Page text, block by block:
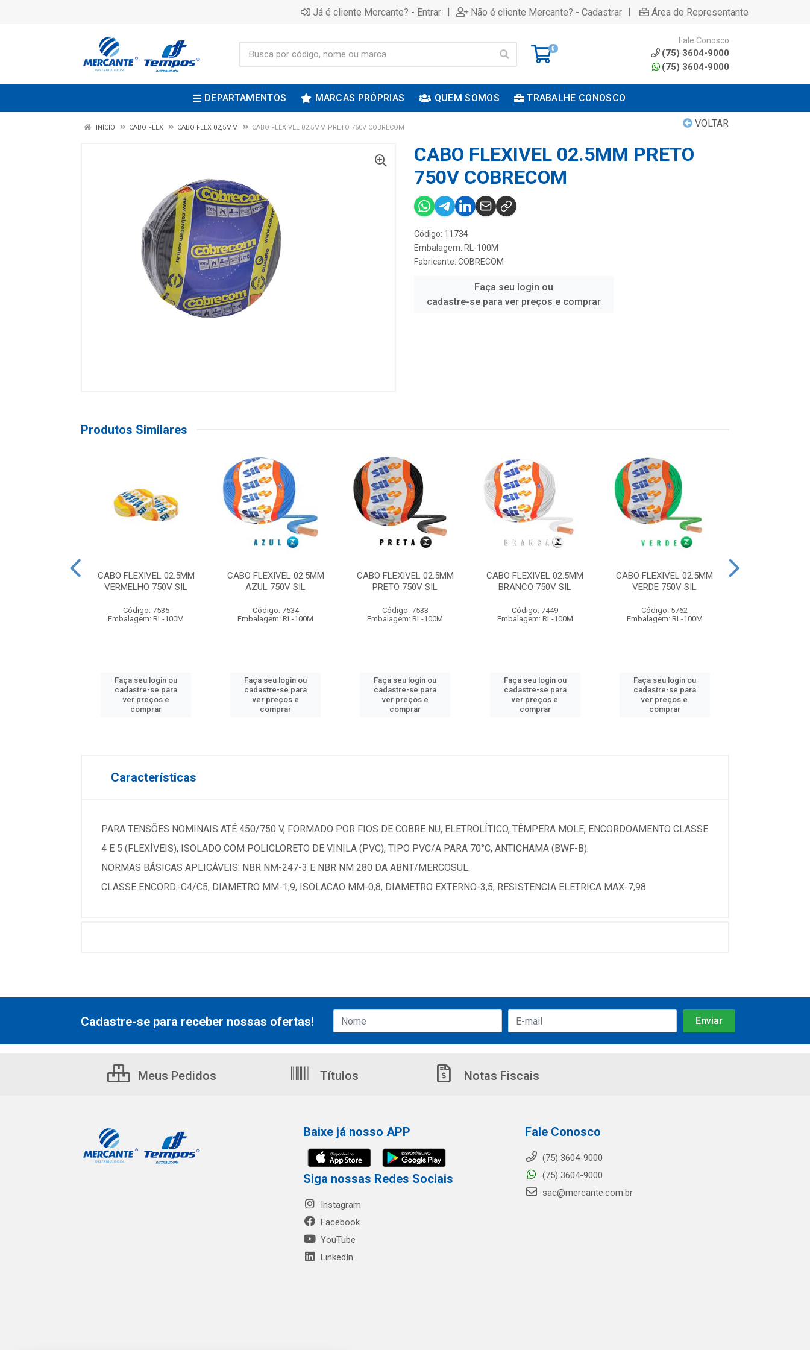
Já é cliente Mercante? - Entrar | Não é cliente Mercante? - Cadastrar | Área do Representante
0
Fale Conosco
(75) 3604-9000
(75) 3604-9000
DEPARTAMENTOS MARCAS PRÓPRIAS QUEM SOMOS TRABALHE CONOSCO
VOLTAR
INÍCIO CABO FLEX CABO FLEX 02,5MM CABO FLEXIVEL 02.5MM PRETO 750V COBRECOM
CABO FLEXIVEL 02.5MM PRETO
750V COBRECOM
Código: 11734
Embalagem: RL-100M
Fabricante: COBRECOM
Faça seu login ou
cadastre-se para ver preços e comprar
Produtos Similares
CABO FLEXIVEL 02.5MM
VERMELHO 750V SIL
Código: 7535
Embalagem: RL-100M
Faça seu login ou
cadastre-se para
ver preços e
comprar
CABO FLEXIVEL 02.5MM
AZUL 750V SIL
Código: 7534
Embalagem: RL-100M
Faça seu login ou
cadastre-se para
ver preços e
comprar
CABO FLEXIVEL 02.5MM
PRETO 750V SIL
Código: 7533
Embalagem: RL-100M
Faça seu login ou
cadastre-se para
ver preços e
comprar
CABO FLEXIVEL 02.5MM
BRANCO 750V SIL
Código: 7449
Embalagem: RL-100M
Faça seu login ou
cadastre-se para
ver preços e
comprar
CABO FLEXIVEL 02.5MM
VERDE 750V SIL
Código: 5762
Embalagem: RL-100M
Faça seu login ou
cadastre-se para
ver preços e
comprar
Características
PARA TENSÕES NOMINAIS ATÉ 450/750 V, FORMADO POR FIOS DE COBRE NU, ELETROLÍTICO, TÊMPERA MOLE, ENCORDOAMENTO CLASSE
4 E 5 (FLEXÍVEIS), ISOLADO COM POLICLORETO DE VINILA (PVC), TIPO PVC/A PARA 70°C, ANTICHAMA (BWF-B).
NORMAS BÁSICAS APLICÁVEIS: NBR NM-247-3 E NBR NM 280 DA ABNT/MERCOSUL.
CLASSE ENCORD.-C4/C5, DIAMETRO MM-1,9, ISOLACAO MM-0,8, DIAMETRO EXTERNO-3,5, RESISTENCIA ELETRICA MAX-7,98
Cadastre-se para receber nossas ofertas!
Meus Pedidos Títulos Notas Fiscais
Baixe já nosso APP
Siga nossas Redes Sociais
Instagram
Facebook
YouTube
LinkedIn
Fale Conosco
(75) 3604-9000
(75) 3604-9000
sac@mercante.com.br